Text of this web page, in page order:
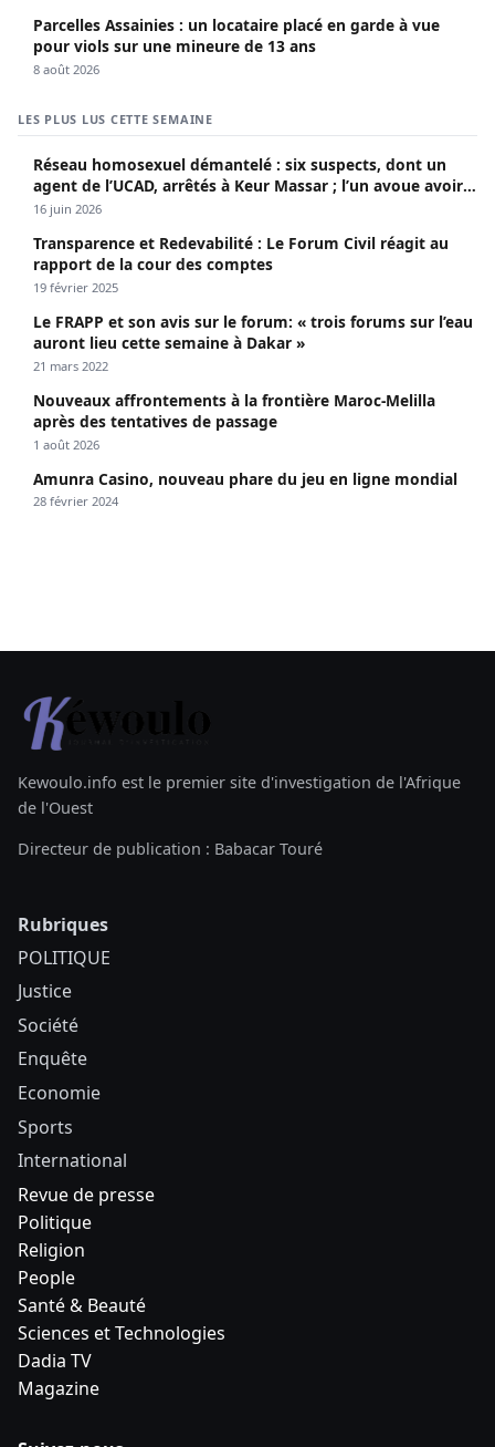
Parcelles Assainies : un locataire placé en garde à vue
pour viols sur une mineure de 13 ans
8 août 2026
LES PLUS LUS CETTE SEMAINE
Réseau homosexuel démantelé : six suspects, dont un
agent de l’UCAD, arrêtés à Keur Massar ; l’un avoue avoir
propagé le VIH depuis 2018
16 juin 2026
Transparence et Redevabilité : Le Forum Civil réagit au
rapport de la cour des comptes
19 février 2025
Le FRAPP et son avis sur le forum: « trois forums sur l’eau
auront lieu cette semaine à Dakar »
21 mars 2022
Nouveaux affrontements à la frontière Maroc-Melilla
après des tentatives de passage
1 août 2026
Amunra Casino, nouveau phare du jeu en ligne mondial
28 février 2024
Kewoulo.info est le premier site d'investigation de l'Afrique
de l'Ouest
Directeur de publication : Babacar Touré
Rubriques
POLITIQUE
Justice
Société
Enquête
Economie
Sports
International
Revue de presse
Politique
Religion
People
Santé & Beauté
Sciences et Technologies
Dadia TV
Magazine